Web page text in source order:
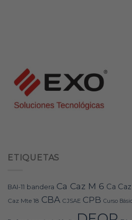
ETIQUETAS
BAI-11 bandera Ca Caz M 6 Ca
Caz Mte 18 CBA CJSAE CPB Curso